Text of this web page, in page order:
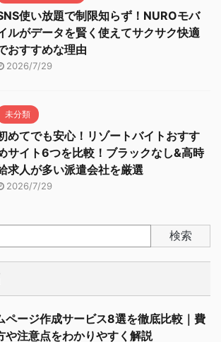
使い放題で制限知らず！NUROモバ
ルがデータを賢く使えてサクサク快適
おすすめな理由
2026/7/29
未分類
めてでも安心！リゾートバイトおすす
サイト6つを比較！ブラックなし&高時
求人が多い派遣会社を厳選
2026/7/29
検索
ページ作成サービス8選を徹底比較｜費
や注意点をわかりやすく解説